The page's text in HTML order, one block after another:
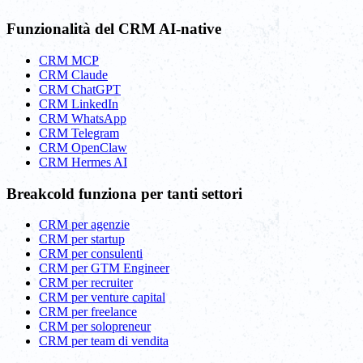
Funzionalità del CRM AI-native
CRM MCP
CRM Claude
CRM ChatGPT
CRM LinkedIn
CRM WhatsApp
CRM Telegram
CRM OpenClaw
CRM Hermes AI
Breakcold funziona per tanti settori
CRM per agenzie
CRM per startup
CRM per consulenti
CRM per GTM Engineer
CRM per recruiter
CRM per venture capital
CRM per freelance
CRM per solopreneur
CRM per team di vendita